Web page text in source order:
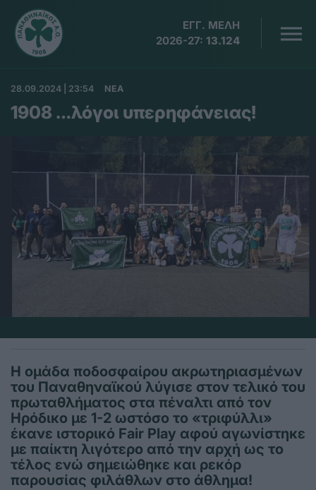
ΕΓΓ. ΜΕΛΗ
2026-27: 13.124
28.09.2024 | 23:54 ΝΕΑ
1908 …λόγοι υπερηφάνειας!
Η ομάδα ποδοσφαίρου ακρωτηριασμένων
του Παναθηναϊκού λύγισε στον τελικό του
πρωταθλήματος στα πέναλτι από τον
Ηρόδικο με 1-2 ωστόσο το «τριφύλλι»
έκανε ιστορικό Fair Play αφού αγωνίστηκε
με παίκτη λιγότερο από την αρχή ως το
τέλος ενώ σημειώθηκε και ρεκόρ
παρουσίας φιλάθλων στο άθλημα!